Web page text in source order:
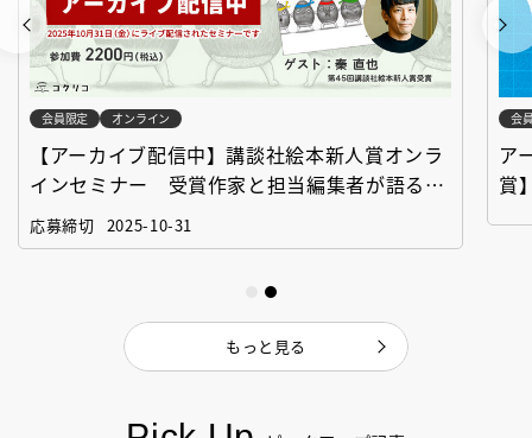
会員限定 オンライン
【アーカイブ配信中】講談社絵本新人賞オンラ
インセミナー 受賞作家と担当編集者が語る
「絵本創作実践講座」
応募締切 2025-10-31
会
ア
賞
もっと見る